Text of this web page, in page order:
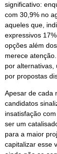
significativo:
com 30,9% no
aqueles que,
expressivos
opções além
merece
por alternativas,
por propostas
Apesar de cada
candidatos
insatisfação
ser um
para a maior
capitalizar esse